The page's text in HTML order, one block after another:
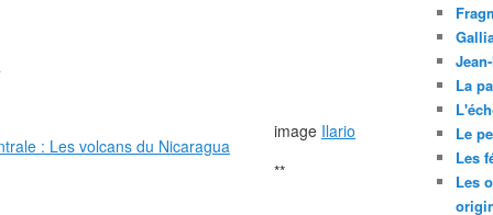
image Ilario
**
La
Le
Les
Les